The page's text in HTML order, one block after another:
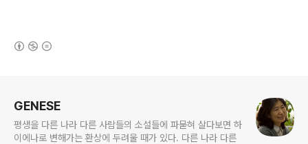
GENESE
평생을 다른 나라 다른 사람들의 소설들에 파묻혀 살다보면 하
이에나로 변해가는 환상에 두려울 때가 있다. 다른 나라 다른